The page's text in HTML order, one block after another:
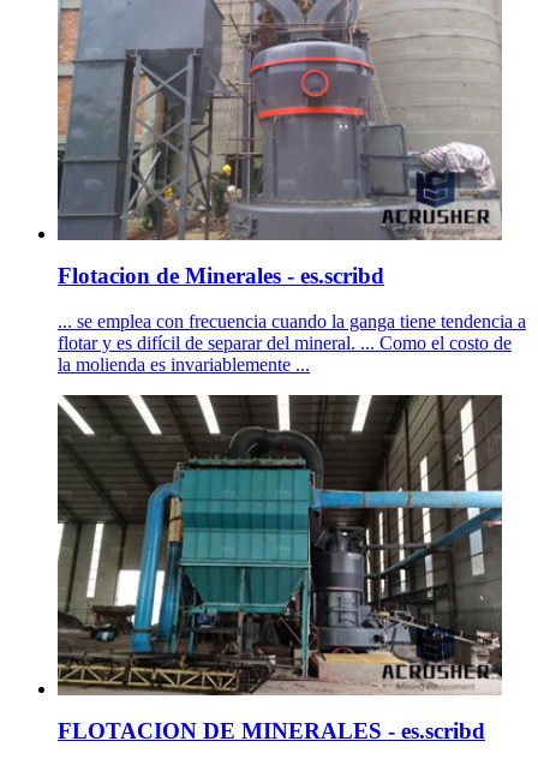
Flotacion de Minerales - es.scribd
... se emplea con frecuencia cuando la ganga tiene tendencia a
flotar y es difícil de separar del mineral. ... Como el costo de
la molienda es invariablemente ...
FLOTACION DE MINERALES - es.scribd